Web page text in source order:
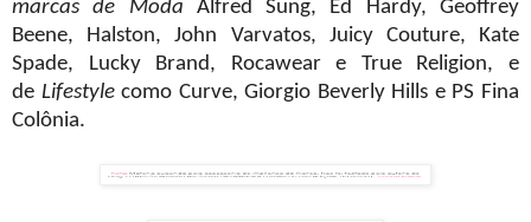
marcas de Moda Alfred Sung, Ed Hardy, Geoffrey
Beene, Halston, John Varvatos, Juicy Couture, Kate
Spade, Lucky Brand, Rocawear e True Religion, e
de Lifestylecomo Curve, Giorgio Beverly Hills e PS Fina
Colônia.